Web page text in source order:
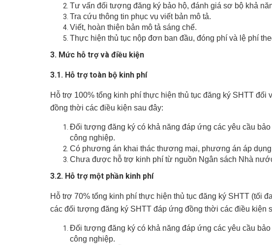
Tư vấn đối tượng đăng ký bảo hộ, đánh giá sơ bộ khả
Tra cứu thông tin phục vụ viết bản mô tả.
Viết, hoàn thiện bản mô tả sáng chế.
Thực hiện thủ tục nộp đơn ban đầu, đóng phí và lệ phí
3. Mức hỗ trợ và điều kiện
3.1. Hỗ trợ toàn bộ kinh phí
Hỗ trợ 100% tổng kinh phí thực hiện thủ tục đăng ký SHTT
đồng thời các điều kiện sau đây:
Đối tượng đăng ký có khả năng đáp ứng các yêu cầu
công nghiệp.
Có phương án khai thác thương mại, phương án áp
Chưa được hỗ trợ kinh phí từ nguồn Ngân sách Nhà
3.2. Hỗ trợ một phần kinh phí
Hỗ trợ 70% tổng kinh phí thực hiện thủ tục đăng ký SHTT (tối
các đối tượng đăng ký SHTT đáp ứng đồng thời các điều kiện
Đối tượng đăng ký có khả năng đáp ứng các yêu cầu
công nghiệp.